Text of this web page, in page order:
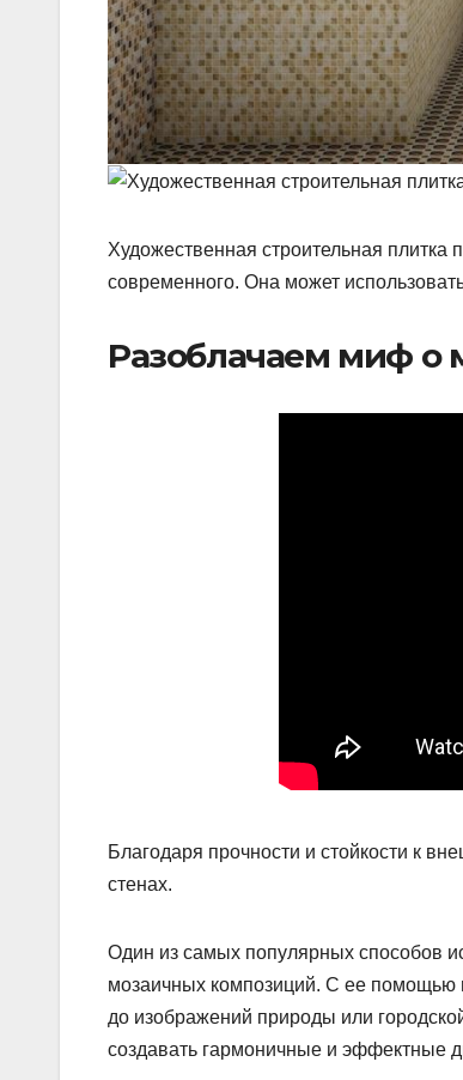
Художественная строительная плитка
современного.​ Она может
Разоблачаем миф о
Благодаря прочности и стойкости к
стенах.​
Один из самых популярных способов
мозаичных композиций.​ С ее помощью
до изображений природы или
создавать гармоничные и эффектные